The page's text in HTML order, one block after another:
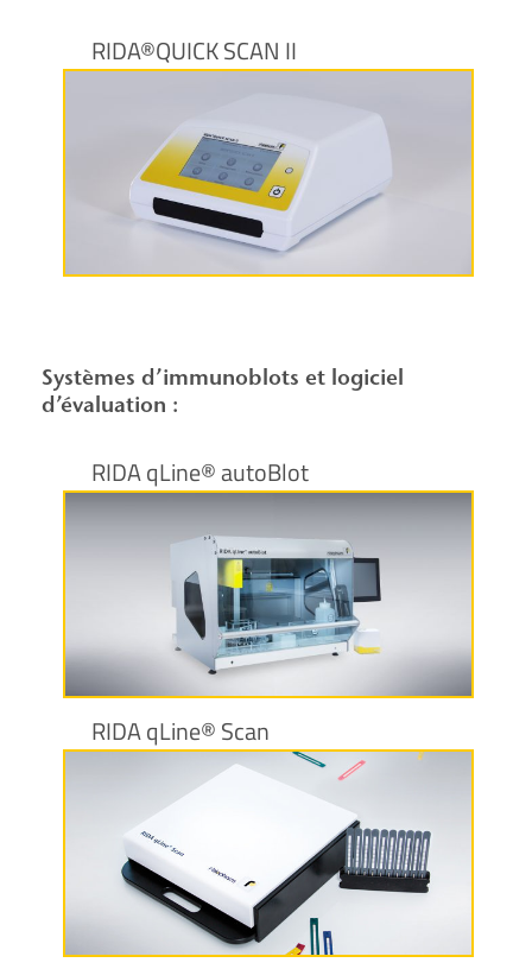
RIDA®QUICK SCAN II
Plus d’informations
Systèmes d’immunoblots et logiciel
d’évaluation :
RIDA qLine® autoBlot
Plus d’informations
RIDA qLine® Scan
Plus d’informations